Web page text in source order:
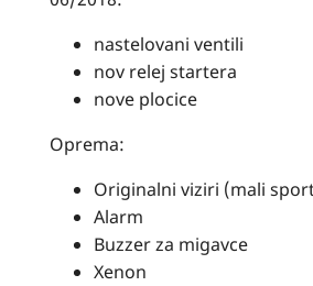
nastelovani ventili
nov relej startera
nove plocice
Oprema:
Originalni viziri (mali
Alarm
Buzzer za migavce
Xenon